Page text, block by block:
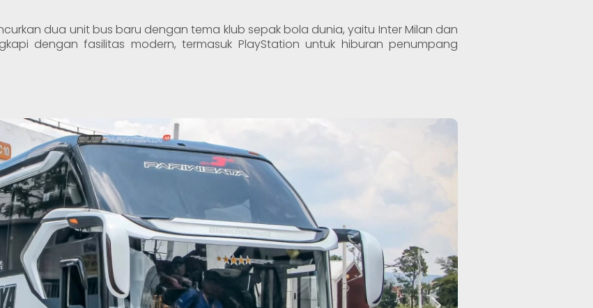
dua unit bus baru dengan tema klub sepak bola dunia, yaitu Inter Milan dan
dengan fasilitas modern, termasuk PlayStation untuk hiburan penumpang